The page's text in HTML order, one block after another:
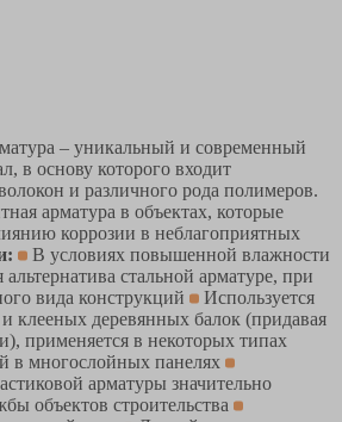
– уникальный и современный
в основу которого входит
и различного рода полимеров.
арматура в объектах, которые
коррозии в неблагоприятных
В условиях повышенной влажности
стальной арматуре, при
вида конструкций
Используется
клееных деревянных балок (придавая
применяется в некоторых типах
в многослойных панелях
арматуры значительно
объектов строительства